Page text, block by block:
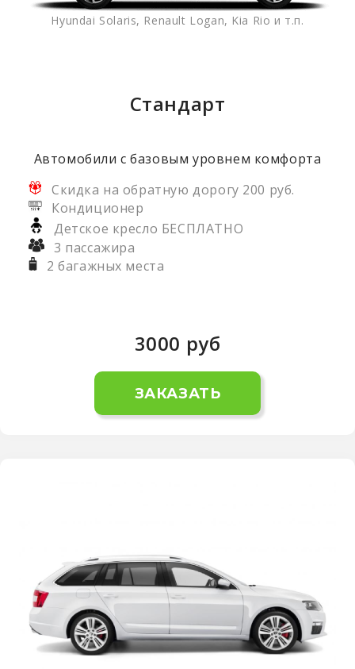
Hyundai Solaris, Renault Logan, Kia Rio и т.п.
Стандарт
Автомобили с базовым уровнем комфорта
Скидка на обратную дорогу 200 руб.
Кондиционер
Детское кресло БЕСПЛАТНО
3 пассажира
2 багажных места
3000 руб
ЗАКАЗАТЬ